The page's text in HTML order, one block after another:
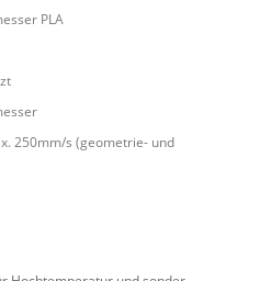
PLA
250mm/s (geometrie- und